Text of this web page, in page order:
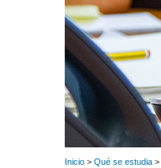
Inicio > Qué se estudia >